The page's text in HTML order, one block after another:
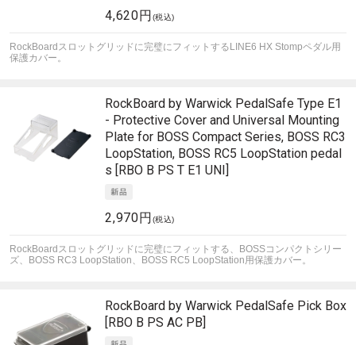
4,620円 (税込)
RockBoardスロットグリッドに完璧にフィットするLINE6 HX Stompペダル用
保護カバー。
RockBoard by Warwick PedalSafe Type E1
- Protective Cover and Universal Mounting
Plate for BOSS Compact Series, BOSS RC3
LoopStation, BOSS RC5 LoopStation pedal
s [RBO B PS T E1 UNI]
2,970円 (税込)
RockBoardスロットグリッドに完璧にフィットする、BOSSコンパクトシリー
ズ、BOSS RC3 LoopStation、BOSS RC5 LoopStation用保護カバー。
RockBoard by Warwick PedalSafe Pick Box
[RBO B PS AC PB]